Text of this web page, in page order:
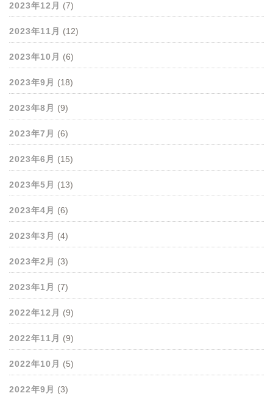
2023年12月 (7)
2023年11月 (12)
2023年10月 (6)
2023年9月 (18)
2023年8月 (9)
2023年7月 (6)
2023年6月 (15)
2023年5月 (13)
2023年4月 (6)
2023年3月 (4)
2023年2月 (3)
2023年1月 (7)
2022年12月 (9)
2022年11月 (9)
2022年10月 (5)
2022年9月 (3)